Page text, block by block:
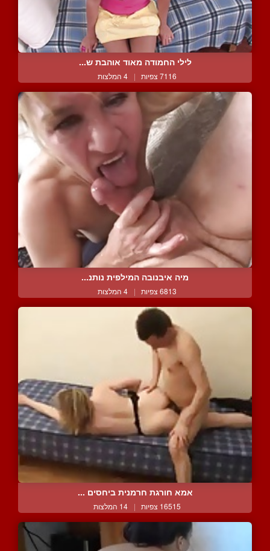
לילי החמודה מאוד אוהבת ש...
7116 צפיות | 4 המלצות
מיה איבנובה המילפית נותנ...
6813 צפיות | 4 המלצות
אמא חורגת חרמנית ביחסים ...
16515 צפיות | 14 המלצות